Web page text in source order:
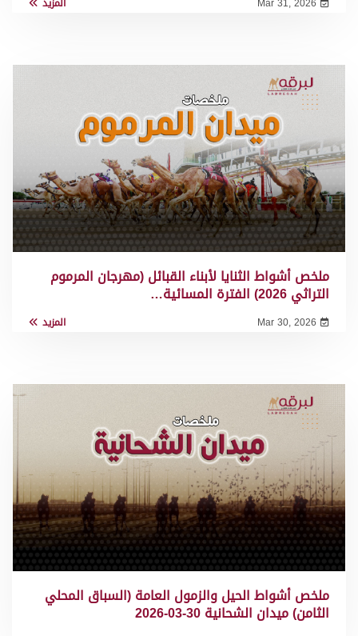
ملخص أشواط الثنايا لأبناء القبائل (مهرجان المرموم
التراثي 2026) الفترة المسائية…
Mar 30, 2026 المزيد
ملخص أشواط الحيل والزمول العامة (السباق المحلي
الثامن) ميدان الشحانية 30-03-2026